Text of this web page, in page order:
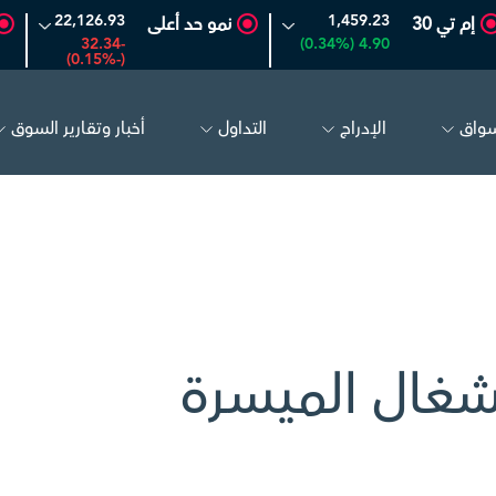
إم تي 30
1,459.23
4.90 (0.34%)
نمو حد أعلى
22,126.93
-32.34
(-0.15%)
الإدراج التداول أخبار وتقارير السوق
الميسرة